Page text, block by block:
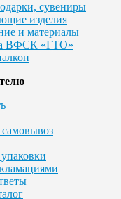
сувениры
изделия
и материалы
ВФСК «ГТО»